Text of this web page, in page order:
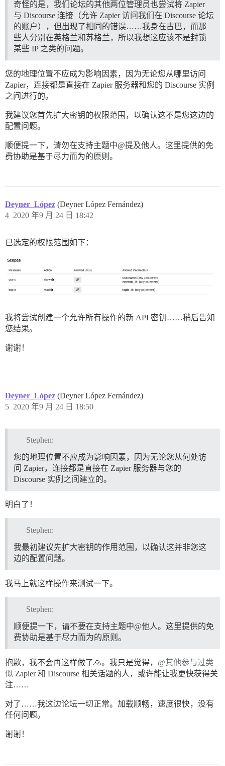
奇怪的是，我们论坛的其他两位管理员也尝试将 Zapier
与 Discourse 连接（允许 Zapier 访问我们在 Discourse 论坛
的账户），但出现了相同的错误……我身在古巴，而那
些人分别在英格兰和苏格兰，所以我想这应该不是封锁
某些 IP 之类的问题。
您的地理位置不应成为影响因素，因为无论您从哪里访问
Zapier，连接都是直接在 Zapier 服务器和您的 Discourse 实例
之间进行的。
我建议您首先扩大密钥的权限范围，以确认这不是您这边的
配置问题。
顺便提一下，请勿在支持主题中@提及他人。这里提供的免
费协助是基于尽力而为的原则。
Deyner_López (Deyner López Fernández)
2020 年9 月 24 日 18:42
4
已选定的权限范围如下：
我将尝试创建一个允许所有操作的新 API 密钥……稍后告知
您结果。
谢谢！
Deyner_López (Deyner López Fernández)
2020 年9 月 24 日 18:50
5
Stephen:
您的地理位置不应成为影响因素，因为无论您从何处访
问 Zapier，连接都是直接在 Zapier 服务器与您的
Discourse 实例之间建立的。
明白了！
Stephen:
我最初建议先扩大密钥的作用范围，以确认这并非您这
边的配置问题。
我马上就这样操作来测试一下。
Stephen:
顺便提一下，请不要在支持主题中@他人。这里提供的免
费协助是基于尽力而为的原则。
抱歉，我不会再这样做了🙏。我只是觉得， @其他参与过类
似 Zapier 和 Discourse 相关话题的人，或许能让我更快获得关
注……
对了……我这边论坛一切正常。加载顺畅，速度很快，没有
任何问题。
谢谢！